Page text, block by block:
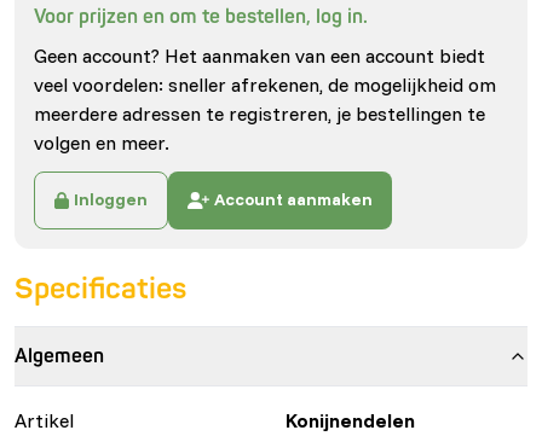
Voor prijzen en om te bestellen, log in.
Geen account? Het aanmaken van een account biedt
veel voordelen: sneller afrekenen, de mogelijkheid om
meerdere adressen te registreren, je bestellingen te
volgen en meer.
Inloggen Account aanmaken
Specificaties
Algemeen
Artikel
Konijnendelen